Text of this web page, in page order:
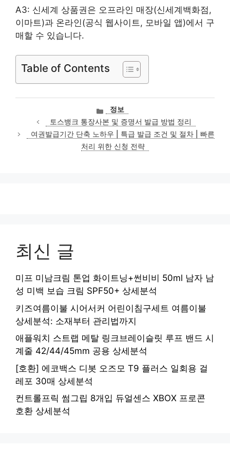
A3: 신세계 상품권은 오프라인 매장(신세계백화점,
이마트)과 온라인(공식 웹사이트, 모바일 앱)에서 구
매할 수 있습니다.
Table of Contents
카
테
고
리
정보
토스뱅크 통장사본 및 증명서 발급 방법 정리
여권발급기간 단축 노하우 | 특급 발급 조건 및 절차 | 빠른
처리 위한 신청 전략
최신 글
미프 미남크림 톤업 화이트닝+썬비비 50ml 남자 남
성 미백 보습 크림 SPF50+ 상세분석
키즈여름이불 시어서커 어린이침구세트 여름이불
상세분석: 소재부터 관리법까지
애플워치 스트랩 메탈 링크브레이슬릿 루프 밴드 시
계줄 42/44/45mm 공용 상세분석
[호환] 에코백스 디봇 오즈모 T9 플러스 일회용 걸
레포 30매 상세분석
컨트롤프릭 썸그립 8개입 듀얼센스 XBOX 프로콘
호환 상세분석